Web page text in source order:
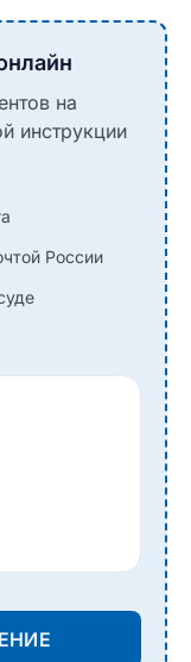
на
инструкции
России